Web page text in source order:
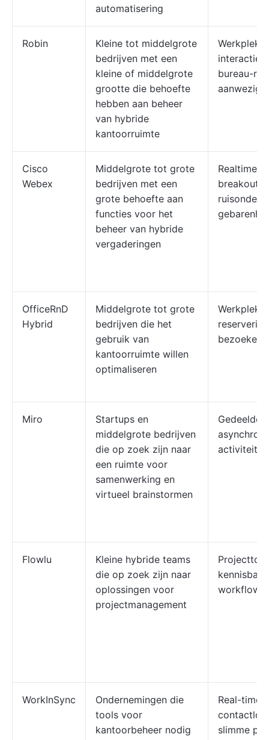
automatisering
Robin
Kleine tot middelgrote
bedrijven met een
kleine of middelgrote
grootte die behoefte
hebben aan beheer
van hybride
kantoorruimte
bureau-
Cisco
Webex
Middelgrote tot grote
bedrijven met een
grote behoefte aan
functies voor het
beheer van hybride
vergaderingen
Realtime
OfficeRnD
Hybrid
Middelgrote tot grote
bedrijven die het
gebruik van
kantoorruimte willen
optimaliseren
Miro
Startups en
middelgrote bedrijven
die op zoek zijn naar
een ruimte voor
samenwerking en
virtueel brainstormen
Gedeelde
Flowlu
Kleine hybride teams
die op zoek zijn naar
oplossingen voor
projectmanagement
WorkInSync
Ondernemingen die
tools voor
kantoorbeheer nodig
Real-time
slimme